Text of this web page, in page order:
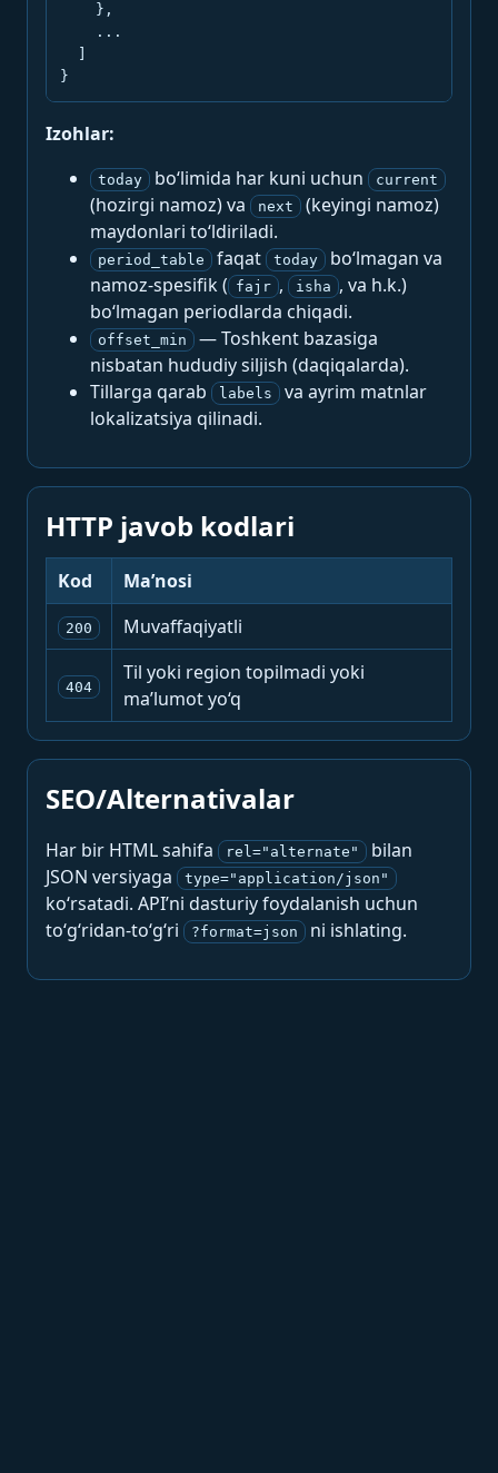
    },
    ...
}
Izohlar:
today bo‘limida har kuni uchun current
(hozirgi namoz) va next
(keyingi namoz)
maydonlari to‘ldiriladi.
period_table faqat today
bo‘lmagan va
namoz-spesifik ( fajr , isha , va h.k.)
bo‘lmagan periodlarda chiqadi.
offset_min
— Toshkent bazasiga
nisbatan hududiy siljish (daqiqalarda).
Tillarga qarab
labels
va ayrim matnlar
lokalizatsiya qilinadi.
HTTP javob kodlari
Kod Ma’nosi
200 Muvaffaqiyatli
404
Til yoki region topilmadi yoki
ma’lumot yo‘q
SEO/Alternativalar
Har bir HTML sahifa rel="alternate"
bilan
JSON versiyaga
type="application/json"
ko‘rsatadi. API’ni dasturiy foydalanish uchun
to‘g‘ridan-to‘g‘ri
?format=json ni ishlating.